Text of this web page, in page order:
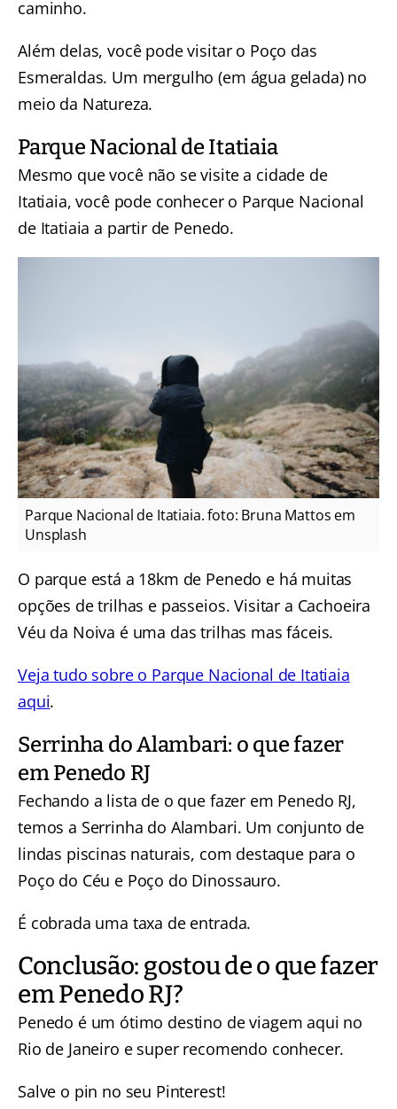
caminho.
Além delas, você pode visitar o Poço das
Esmeraldas. Um mergulho (em água gelada) no
meio da Natureza.
Parque Nacional de Itatiaia
Mesmo que você não se visite a cidade de
Itatiaia, você pode conhecer o Parque Nacional
de Itatiaia a partir de Penedo.
Parque Nacional de Itatiaia. foto: Bruna Mattos em
Unsplash
O parque está a 18km de Penedo e há muitas
opções de trilhas e passeios. Visitar a Cachoeira
Véu da Noiva é uma das trilhas mas fáceis.
Veja tudo sobre o Parque Nacional de Itatiaia
aqui.
Serrinha do Alambari: o que fazer
em Penedo RJ
Fechando a lista de o que fazer em Penedo RJ,
temos a Serrinha do Alambari. Um conjunto de
lindas piscinas naturais, com destaque para o
Poço do Céu e Poço do Dinossauro.
É cobrada uma taxa de entrada.
Conclusão: gostou de o que fazer
em Penedo RJ?
Penedo é um ótimo destino de viagem aqui no
Rio de Janeiro e super recomendo conhecer.
Salve o pin no seu Pinterest!